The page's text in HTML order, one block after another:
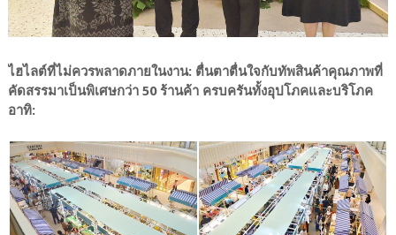
ไฮไลต์ที่ไม่ควรพลาดภายในงาน: ​ตื่นตาตื่นใจกับทัพสินค้าคุณภาพที่
คัดสรรมาเป็นพิเศษกว่า 50 ร้านค้า ครบครันทั้งอุปโภคและบริโภค
อาทิ: